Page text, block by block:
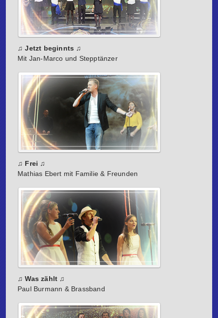
♫ Jetzt beginnts ♫
Mit Jan-Marco und Stepptänzer
♫ Frei ♫
Mathias Ebert mit Familie & Freunden
♫ Was zählt ♫
Paul Burmann & Brassband